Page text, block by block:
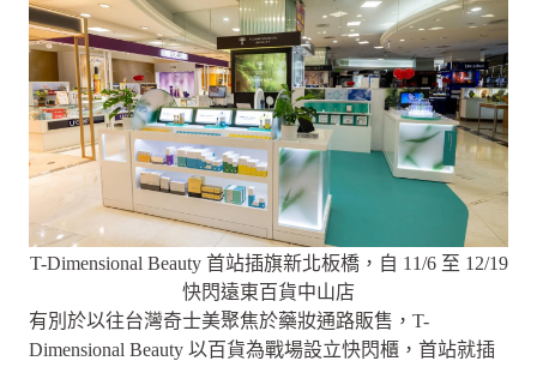
T-Dimensional Beauty 首站插旗新北板橋，自 11/6 至 12/19
快閃遠東百貨中山店
有別於以往台灣奇士美聚焦於藥妝通路販售，T-
Dimensional Beauty 以百貨為戰場設立快閃櫃，首站就插